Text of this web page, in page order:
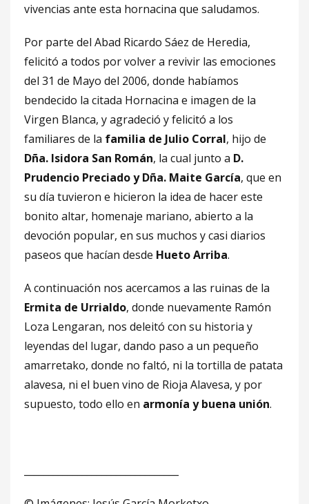
vivencias ante esta hornacina que saludamos.
Por parte del Abad Ricardo Sáez de Heredia,
felicitó a todos por volver a revivir las emociones
del 31 de Mayo del 2006, donde habíamos
bendecido la citada Hornacina e imagen de la
Virgen Blanca, y agradeció y felicitó a los
familiares de la familia de Julio Corral, hijo de
Dña. Isidora San Román, la cual junto a D.
Prudencio Preciado y Dña. Maite García, que en
su día tuvieron e hicieron la idea de hacer este
bonito altar, homenaje mariano, abierto a la
devoción popular, en sus muchos y casi diarios
paseos que hacían desde Hueto Arriba.
A continuación nos acercamos a las ruinas de la
Ermita de Urrialdo, donde nuevamente Ramón
Loza Lengaran, nos deleitó con su historia y
leyendas del lugar, dando paso a un pequeño
amarretako, donde no faltó, ni la tortilla de patata
alavesa, ni el buen vino de Rioja Alavesa, y por
supuesto, todo ello en armonía y buena unión.